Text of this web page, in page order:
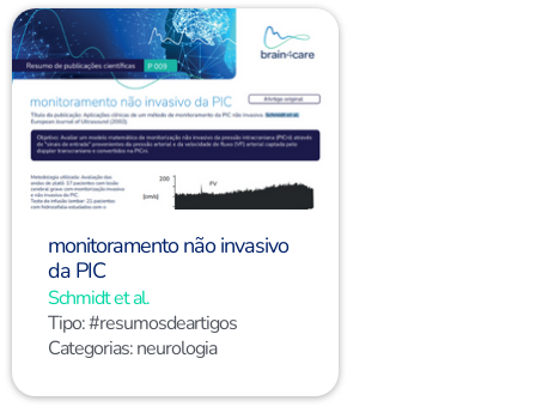
monitoramento não invasivo
da PIC
Schmidt et al.
Tipo:#resumosdeartigos
Categorias:neurologia